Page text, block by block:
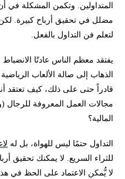
المتداولين. وتكمن المشكلة في
مضلل في تحقيق أرباح كبيرة. لكن
لتعلم فن التداول بالفعل.
يفتقد معظم الناس عادتًا الانضباط
الذهاب إلى صالة الألعاب
قادراً حتى على ذلك، كيف
مجالات العمل المعروفة للرجال
المالية؟
التداول حتمًا ليس للهواة، بل له
للثراء السريع. لا يمكنك تحقيق
لا يُّمكن الاعتماد على الحظ في هذا